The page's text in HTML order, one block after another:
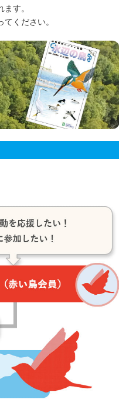
す。
ください。